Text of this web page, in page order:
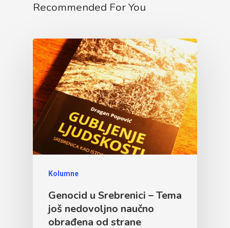
Recommended For You
Kolumne
Genocid u Srebrenici – Tema
još nedovoljno naučno
obrađena od strane